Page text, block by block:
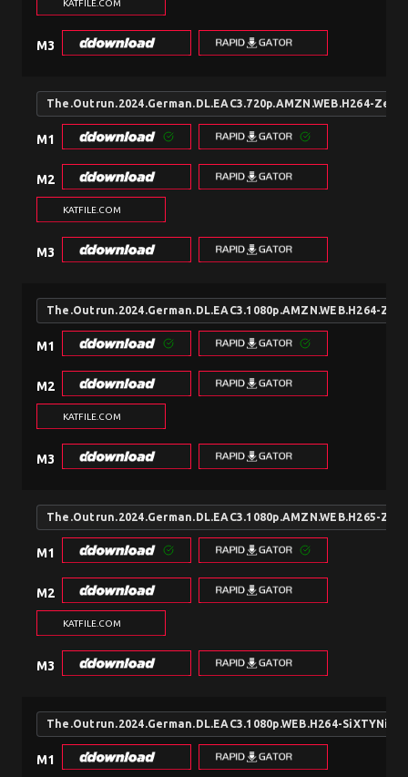
KATFILE.COM
M3
The.Outrun.2024.German.DL.EAC3.720p.AMZN.WEB.H264-
M1
M2
KATFILE.COM
M3
The.Outrun.2024.German.DL.EAC3.1080p.AMZN.WEB.H264-
M1
M2
KATFILE.COM
M3
The.Outrun.2024.German.DL.EAC3.1080p.AMZN.WEB.H265-
M1
M2
KATFILE.COM
M3
The.Outrun.2024.German.DL.EAC3.1080p.WEB.H264-SiXTYNiNE
M1